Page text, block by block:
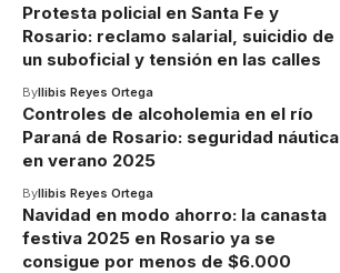
Protesta policial en Santa Fe y
Rosario: reclamo salarial, suicidio de
un suboficial y tensión en las calles
ByIlibis Reyes Ortega
Controles de alcoholemia en el río
Paraná de Rosario: seguridad náutica
en verano 2025
ByIlibis Reyes Ortega
Navidad en modo ahorro: la canasta
festiva 2025 en Rosario ya se
consigue por menos de $6.000